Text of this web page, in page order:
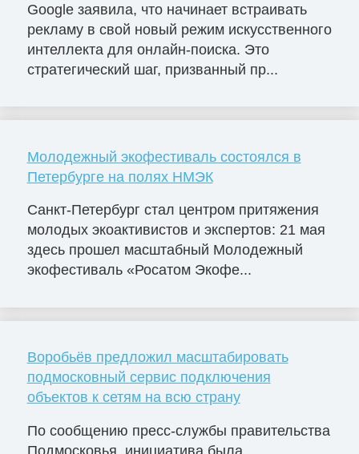
Google заявила, что начинает встраивать
рекламу в свой новый режим искусственного
интеллекта для онлайн-поиска. Это
стратегический шаг, призванный пр...
Молодежный экофестиваль состоялся в
Петербурге на полях НМЭК
Санкт-Петербург стал центром притяжения
молодых экоактивистов и экспертов: 21 мая
здесь прошел масштабный Молодежный
экофестиваль «Росатом Экофе...
Воробьёв предложил масштабировать
подмосковный сервис подключения
объектов к сетям на всю страну
По сообщению пресс-службы правительства